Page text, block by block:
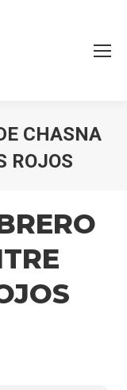
CHASNA
ROJOS